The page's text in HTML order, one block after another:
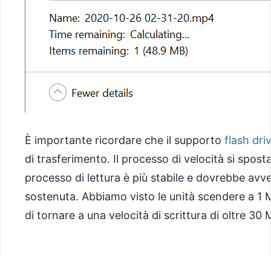
È importante ricordare che il supporto flash
di trasferimento. Il processo di velocità si
processo di lettura è più stabile e dovrebbe
sostenuta. Abbiamo visto le unità scendere a 1
di tornare a una velocità di scrittura di oltre 30